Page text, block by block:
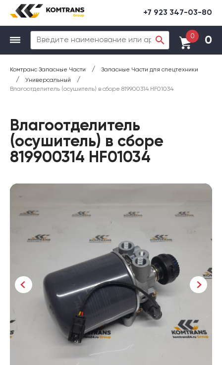
+7 923 347-03-80
0 0
Комтранс Запасные Части / Запасные Части для спецтехники
/ Универсальный /
Влагоотделитель (осушитель) в сборе 819900314 HF01034
Влагоотделитель
(осушитель) в сборе
819900314 HF01034